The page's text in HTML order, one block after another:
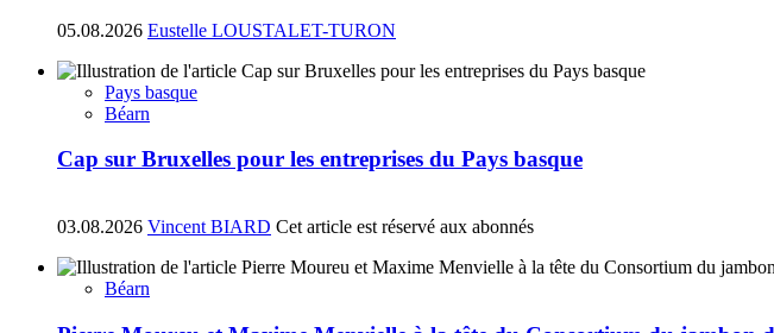
05.08.2026 Eustelle LOUSTALET-TURON
Pays basque
Béarn
Cap sur Bruxelles pour les entreprises du Pays basque
03.08.2026 Vincent BIARD Cet article est réservé aux abonnés
Béarn